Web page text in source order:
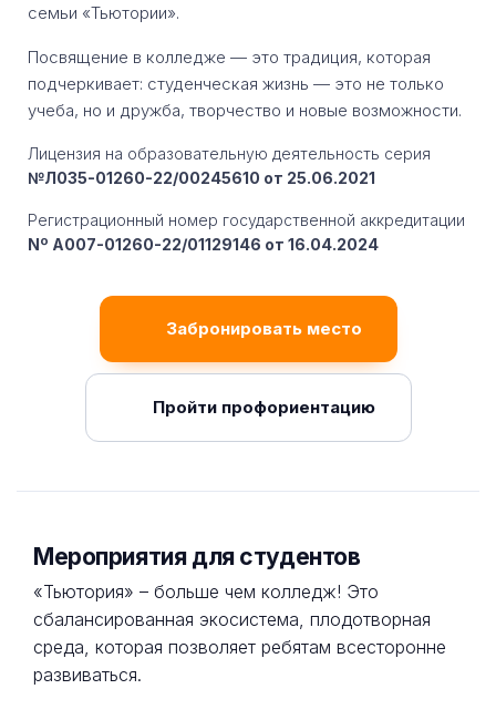
семьи «Тьютории».
Посвящение в колледже — это традиция, которая
подчеркивает: студенческая жизнь — это не только
учеба, но и дружба, творчество и новые возможности.
Лицензия на образовательную деятельность серия
№Л035-01260-22/00245610 от 25.06.2021
Регистрационный номер государственной аккредитации
Nº A007-01260-22/01129146 от 16.04.2024
Забронировать место
Пройти профориентацию
Мероприятия для студентов
«Тьютория» – больше чем колледж! Это
сбалансированная экосистема, плодотворная
среда, которая позволяет ребятам всесторонне
развиваться.